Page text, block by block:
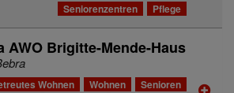
Seniorenzentren
Pflege
AWO Brigitte-Mende-Haus
Wohnen Wohnen
Senioren